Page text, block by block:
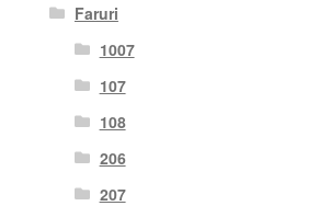
Faruri
1007
107
108
206
207